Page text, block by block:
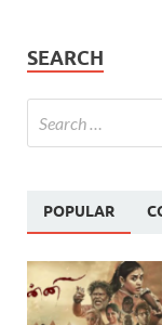
SEARCH
POPULAR